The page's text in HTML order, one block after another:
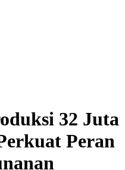
32 Juta
Peran